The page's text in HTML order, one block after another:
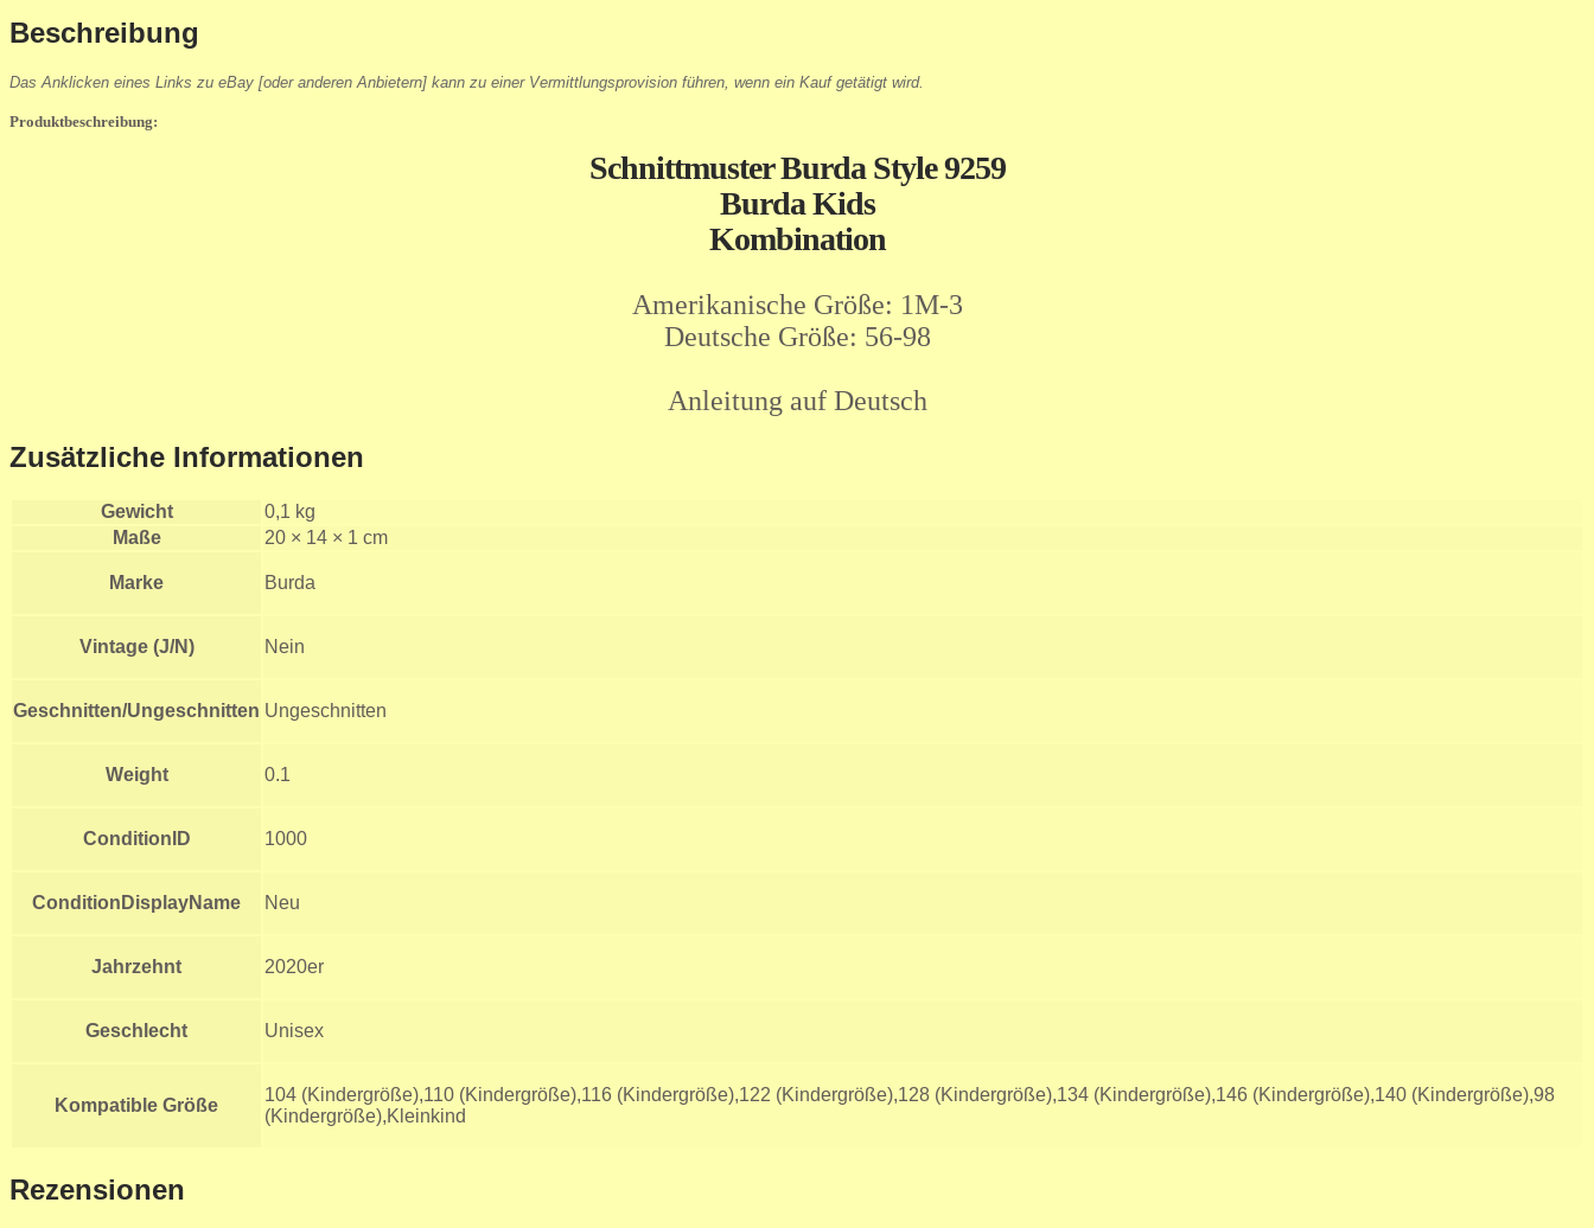
Beschreibung
Das Anklicken eines Links zu eBay [oder anderen Anbietern] kann zu einer Vermittlungsprovision führen, wenn ein Kauf getätigt wird.
Produktbeschreibung:
Schnittmuster Burda Style 9259
Burda Kids
Kombination
Amerikanische Größe: 1M-3
Deutsche Größe: 56-98
Anleitung auf Deutsch
Zusätzliche Informationen
Gewicht
0,1 kg
Maße
20 × 14 × 1 cm
Marke Burda
Vintage (J/N) Nein
Geschnitten/Ungeschnitten Ungeschnitten
Weight 0.1
ConditionID 1000
ConditionDisplayName Neu
Jahrzehnt 2020er
Geschlecht Unisex
Kompatible Größe
104 (Kindergröße),110 (Kindergröße),116 (Kindergröße),122 (Kindergröße),128 (Kindergröße),134 (Kindergröße),146 (Kindergröße),140 (Kindergröße),98
(Kindergröße),Kleinkind
Rezensionen